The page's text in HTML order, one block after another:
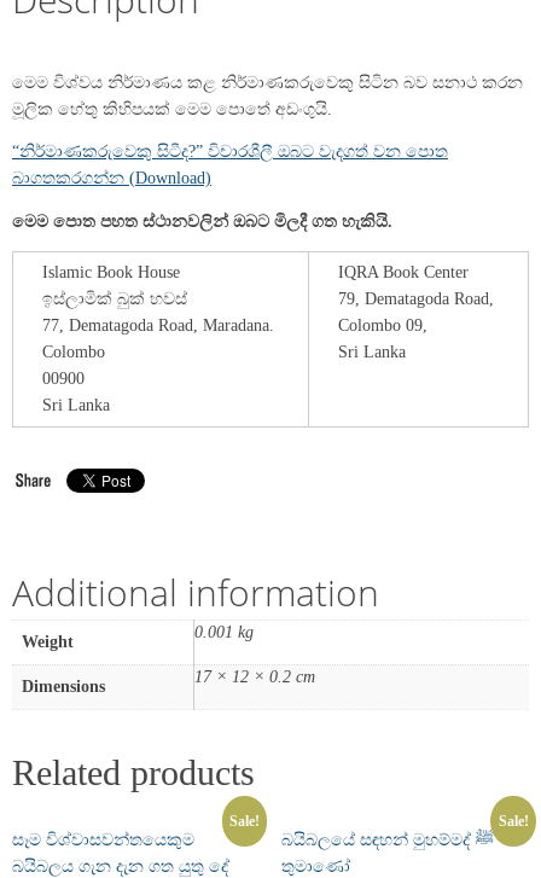
මෙම විශ්වය නිර්මාණය කළ නිර්මාණකරුවෙකු සිටින බව සනාථ කරන
මූලික හේතු කිහිපයක් මෙම පොතේ අඩංගුයි.
“නිර්මාණකරුවෙකු සිටීද?” විචාරශීලී ඔබට වැදගත් වන පොත
බාගතකරගන්න (Download)
මෙම පොත පහත ස්ථානවලින් ඔබට මිලදී ගත හැකියි.
Islamic Book House
ඉස්ලාමික් බුක් හවස්
77, Dematagoda Road, Maradana.
Colombo
00900
Sri Lanka
IQRA Book Center
79, Dematagoda Road,
Colombo 09,
Sri Lanka
Additional information
Weight
0.001 kg
Dimensions
17 × 12 × 0.2 cm
Related products
Sale!
සෑම විශ්වාසවන්තයෙකුම
බයිබලය ගැන දැන ගත යුතු දේ
Sale!
බයිබලයේ සඳහන් මුහම්මද් ﷺ
තුමාණෝ